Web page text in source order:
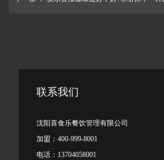
联系我们
沈阳喜食乐餐饮管理有限公司
加盟：400-999-8001
电话：13704058001